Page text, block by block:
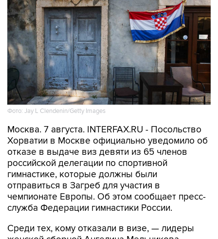
Фото: Jay L Clendenin/Getty Images
Москва. 7 августа. INTERFAX.RU - Посольство
Хорватии в Москве официально уведомило об
отказе в выдаче виз девяти из 65 членов
российской делегации по спортивной
гимнастике, которые должны были
отправиться в Загреб для участия в
чемпионате Европы. Об этом сообщает пресс-
служба Федерации гимнастики России.
Среди тех, кому отказали в визе, — лидеры